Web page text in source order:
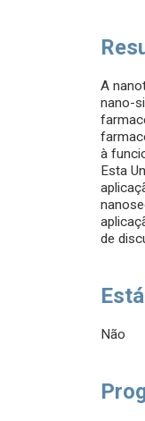
A
nano-
à
Esta
de
Não